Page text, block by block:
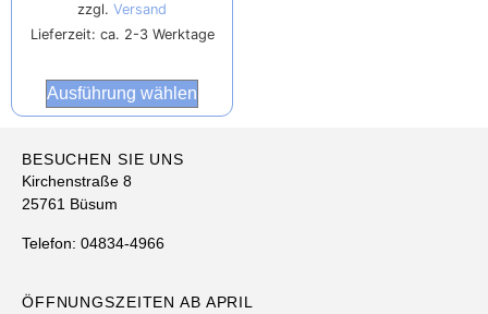
zzgl. Versand
Lieferzeit: ca. 2-3 Werktage
Ausführung wählen
BESUCHEN SIE UNS
Kirchenstraße 8
25761 Büsum
Telefon: 04834-4966
ÖFFNUNGSZEITEN AB APRIL